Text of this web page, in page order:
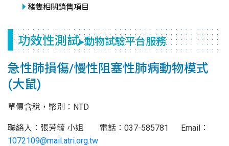
豬隻相關銷售項目
功效性測試▸動物試驗平台服務
急性肺損傷/慢性阻塞性肺病動物模式
(大鼠)
單價含稅，幣別：NTD
聯絡人：張芳毓 小姐 電話：037-585781 Email：
1072109@mail.atri.org.tw